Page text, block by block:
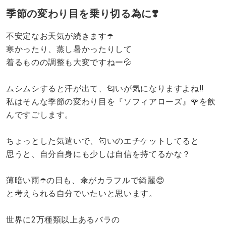
季節の変わり目を乗り切る為に❣️
不安定なお天気が続きます☂️
寒かったり、蒸し暑かったりして
着るものの調整も大変ですねー💦
ムシムシすると汗が出て、匂いが気になりますよね‼️
私はそんな季節の変わり目を『ソフィアローズ』🌹を飲
んですごします。
ちょっとした気遣いで、匂いのエチケットしてると
思うと、自分自身にも少しは自信を持てるかな？
薄暗い雨☂️の日も、傘がカラフルで綺麗😍
と考えられる自分でいたいと思います。
世界に2万種類以上あるバラの